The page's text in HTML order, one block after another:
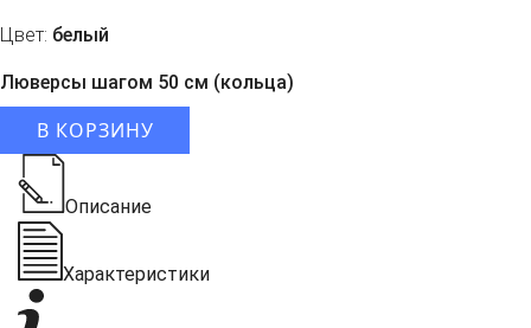
Цвет: белый
Люверсы шагом 50 см (кольца)
В КОРЗИНУ
Описание
Характеристики